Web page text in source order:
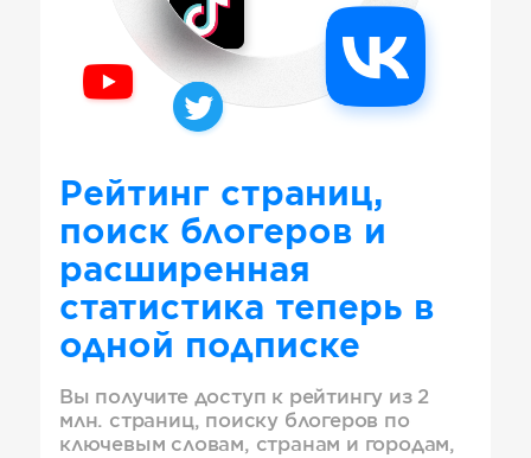
Рейтинг страниц,
поиск блогеров и
расширенная
статистика теперь в
одной подписке
Вы получите доступ к рейтингу из 2
млн. страниц, поиску блогеров по
ключевым словам, странам и городам,